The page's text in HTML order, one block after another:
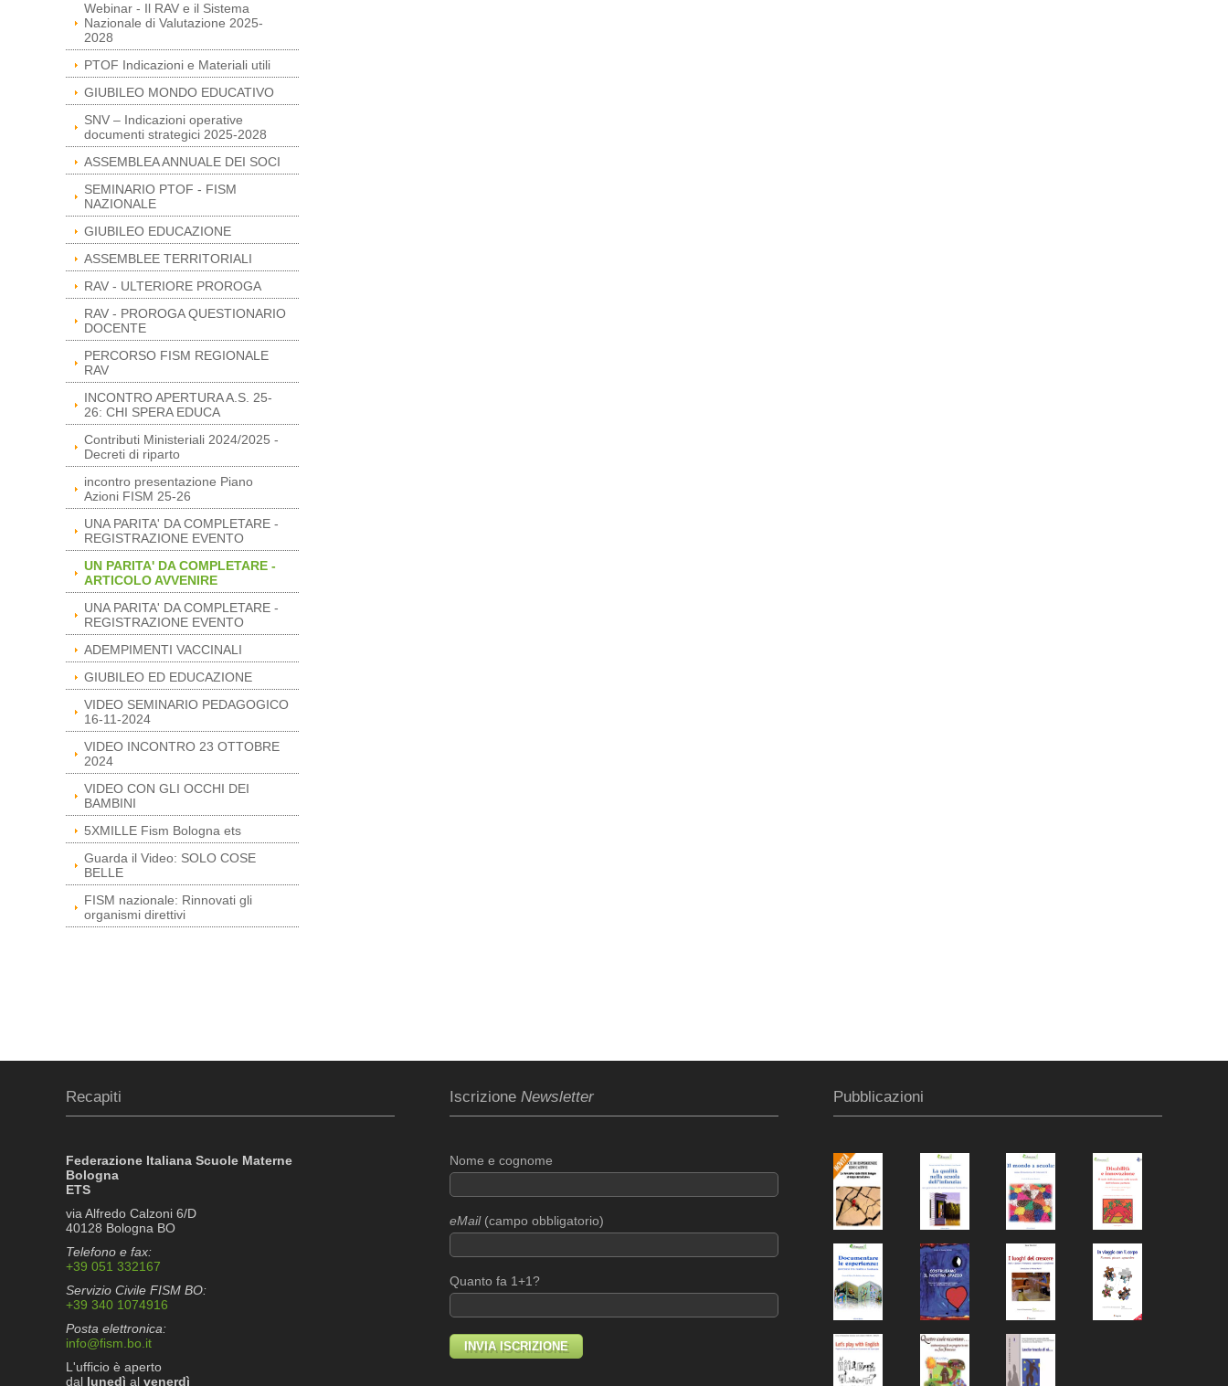
Webinar - Il RAV e il Sistema
Nazionale di Valutazione 2025-
2028
PTOF Indicazioni e Materiali utili
GIUBILEO MONDO EDUCATIVO
SNV – Indicazioni operative
documenti strategici 2025-2028
ASSEMBLEA ANNUALE DEI SOCI
SEMINARIO PTOF - FISM
NAZIONALE
GIUBILEO EDUCAZIONE
ASSEMBLEE TERRITORIALI
RAV - ULTERIORE PROROGA
RAV - PROROGA QUESTIONARIO
DOCENTE
PERCORSO FISM REGIONALE
RAV
INCONTRO APERTURA A.S. 25-
26: CHI SPERA EDUCA
Contributi Ministeriali 2024/2025 -
Decreti di riparto
incontro presentazione Piano
Azioni FISM 25-26
UNA PARITA' DA COMPLETARE -
REGISTRAZIONE EVENTO
UN PARITA' DA COMPLETARE -
ARTICOLO AVVENIRE
UNA PARITA' DA COMPLETARE -
REGISTRAZIONE EVENTO
ADEMPIMENTI VACCINALI
GIUBILEO ED EDUCAZIONE
VIDEO SEMINARIO PEDAGOGICO
16-11-2024
VIDEO INCONTRO 23 OTTOBRE
2024
VIDEO CON GLI OCCHI DEI
BAMBINI
5XMILLE Fism Bologna ets
Guarda il Video: SOLO COSE
BELLE
FISM nazionale: Rinnovati gli
organismi direttivi
Recapiti
Federazione Italiana Scuole Materne
Bologna
ETS
via Alfredo Calzoni 6/D
40128 Bologna BO
Telefono e fax:
+39 051 332167
Servizio Civile FISM BO:
+39 340 1074916
Posta elettronica:
info@fism.bo.it
L'ufficio è aperto
dal lunedì al venerdì
Iscrizione Newsletter
Nome e cognome
eMail(campo obbligatorio)
Quanto fa 1+1?
Pubblicazioni